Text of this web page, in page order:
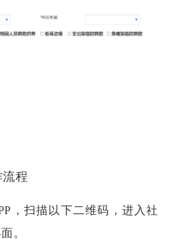
流程
，扫描以下二维码，进入社
。